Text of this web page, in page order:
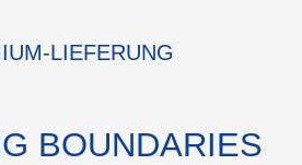
LIEFERUNG
BOUNDARIES